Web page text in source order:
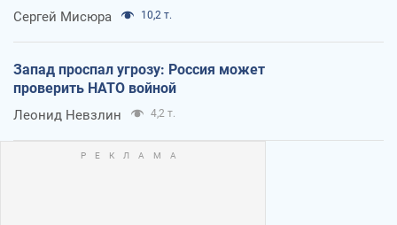
Сергей Мисюра 10,2 т.
Запад проспал угрозу: Россия может
проверить НАТО войной
Леонид Невзлин 4,2 т.